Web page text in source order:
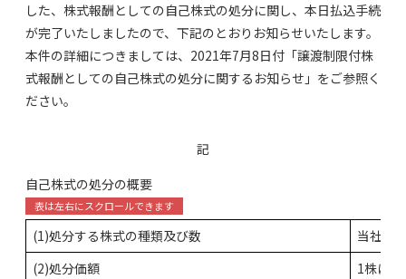
した、株式報酬としての自己株式の処分に関し、本日払込手続
が完了いたしましたので、下記のとおりお知らせいたします。
本件の詳細につきましては、2021年7月8日付「譲渡制限付株
式報酬としての自己株式の処分に関するお知らせ」をご参照く
ださい。
記
自己株式の処分の概要
(1)処分する株式の種類及び数
当社普
(2)処分価額
1株に